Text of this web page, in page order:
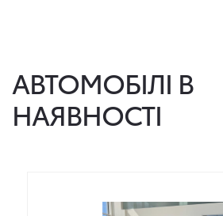
АВТОМОБІЛІ В
НАЯВНОСТІ